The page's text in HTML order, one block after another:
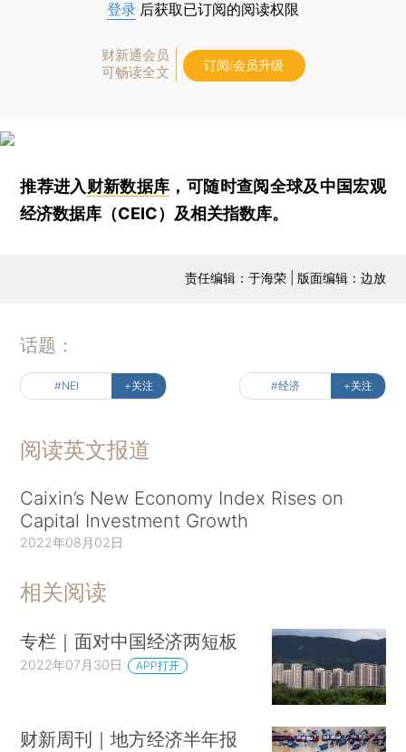
登录 后获取已订阅的阅读权限
财新通会员
可畅读全文
订阅/会员升级
推荐进入财新数据库 ，可随时查阅全球及中国宏观
经济数据库（CEIC）及相关指数库。
责任编辑：于海荣 | 版面编辑：边放
话题：
#NEI +关注 #经济 +关注
阅读英文报道
Caixin’s New Economy Index Rises on
Capital Investment Growth
2022年08月02日
相关阅读
专栏｜面对中国经济两短板
2022年07月30日 APP打开
财新周刊｜地方经济半年报